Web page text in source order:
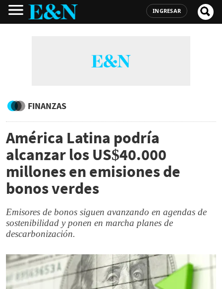
INGRESAR
FINANZAS
América Latina podría
alcanzar los US$40.000
millones en emisiones de
bonos verdes
Emisores de bonos siguen avanzando en agendas de
sostenibilidad y ponen en marcha planes de
descarbonización.